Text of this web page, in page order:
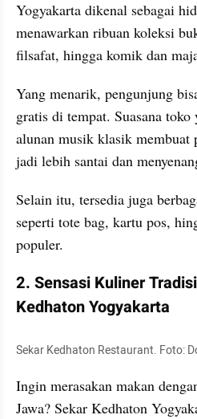
Yogyakarta dikenal sebagai
menawarkan ribuan koleksi
filsafat, hingga komik dan
Yang menarik, pengunjung
gratis di tempat. Suasana toko
alunan musik klasik membuat
jadi lebih santai dan
Selain itu, tersedia juga
seperti tote bag, kartu pos,
populer.
2. Sensasi Kuliner
Kedhaton Yogyakarta
Sekar Kedhaton Restaurant. Foto:
Ingin merasakan makan
Jawa? Sekar Kedhaton